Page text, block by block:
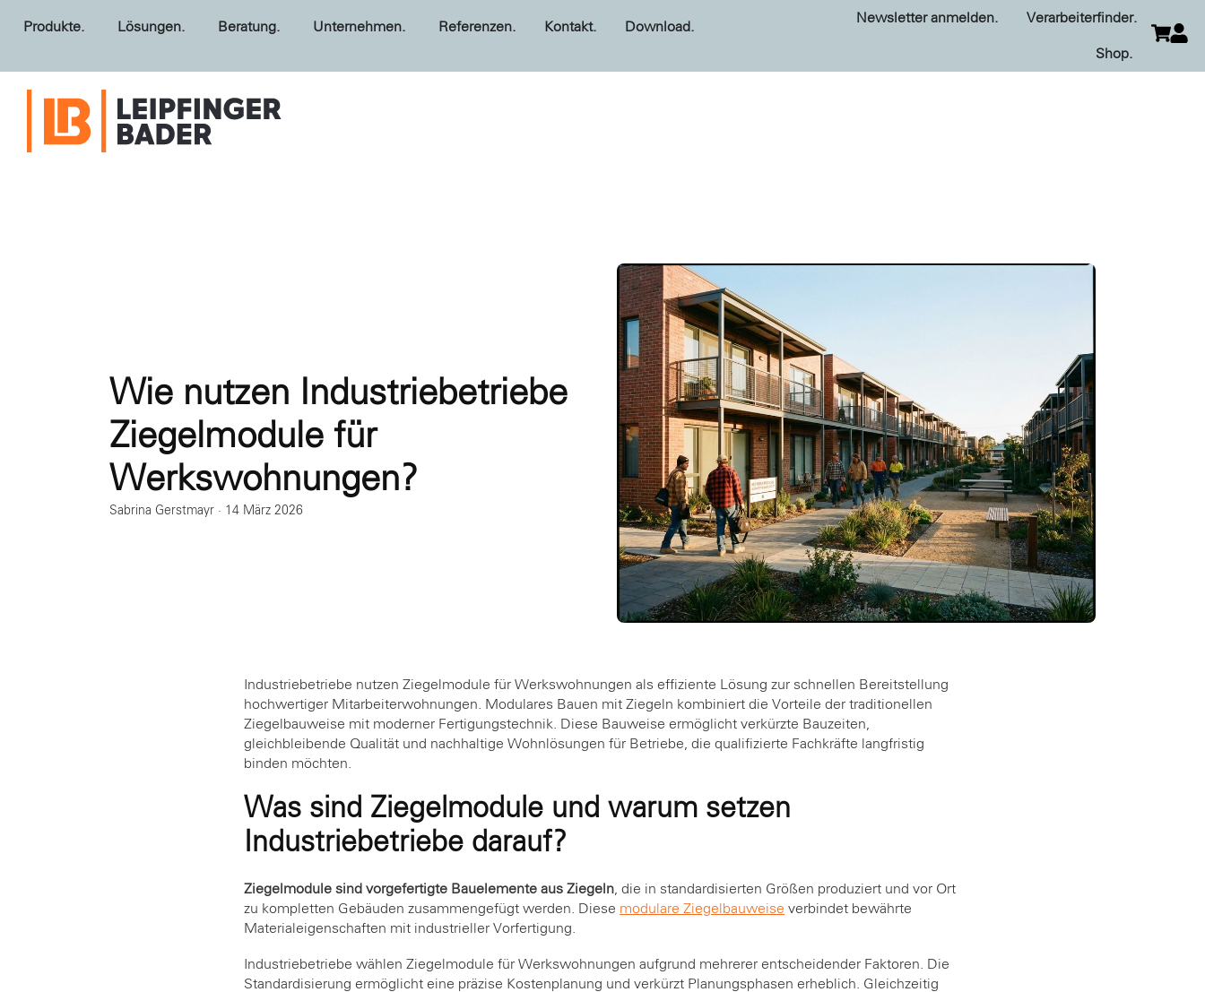
Produkte. Lösungen. Beratung. Unternehmen. Referenzen. Kontakt. Download.
Newsletter anmelden. Verarbeiterfinder.
Shop.
Wie nutzen Industriebetriebe
Ziegelmodule für
Werkswohnungen?
Sabrina Gerstmayr · 14 März 2026
Industriebetriebe nutzen Ziegelmodule für Werkswohnungen als effiziente Lösung zur schnellen Bereitstellung
hochwertiger Mitarbeiterwohnungen. Modulares Bauen mit Ziegeln kombiniert die Vorteile der traditionellen
Ziegelbauweise mit moderner Fertigungstechnik. Diese Bauweise ermöglicht verkürzte Bauzeiten,
gleichbleibende Qualität und nachhaltige Wohnlösungen für Betriebe, die qualifizierte Fachkräfte langfristig
binden möchten.
Was sind Ziegelmodule und warum setzen
Industriebetriebe darauf?
Ziegelmodule sind vorgefertigte Bauelemente aus Ziegeln , die in standardisierten Größen produziert und vor Ort
zu kompletten Gebäuden zusammengefügt werden. Diese modulare Ziegelbauweise verbindet bewährte
Materialeigenschaften mit industrieller Vorfertigung.
Industriebetriebe wählen Ziegelmodule für Werkswohnungen aufgrund mehrerer entscheidender Faktoren. Die
Standardisierung ermöglicht eine präzise Kostenplanung und verkürzt Planungsphasen erheblich. Gleichzeitig